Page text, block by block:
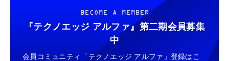
BECOME A MEMBER
『テクノエッジ アルファ』 第二期会員募集
中
会員コミュニティ「テクノエッジ アルファ」登録はこ